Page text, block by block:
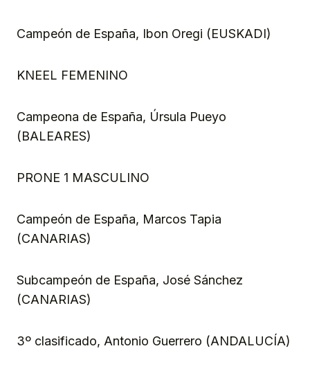
Campeón de España, Ibon Oregi (EUSKADI)
KNEEL FEMENINO
Campeona de España, Úrsula Pueyo
(BALEARES)
PRONE 1 MASCULINO
Campeón de España, Marcos Tapia
(CANARIAS)
Subcampeón de España, José Sánchez
(CANARIAS)
3º clasificado, Antonio Guerrero (ANDALUCÍA)